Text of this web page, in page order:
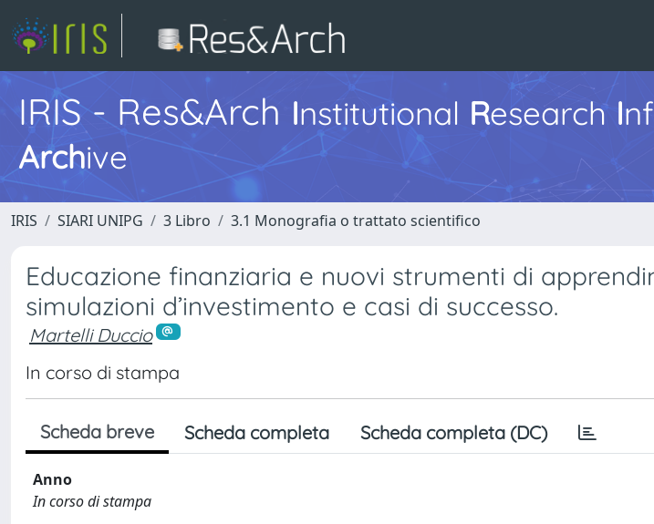
IRIS - Res&Arch Institutional Research I
Archive
IRIS SIARI UNIPG 3 Libro 3.1 Monografia o trattato scientifico
Educazione finanziaria e nuovi strumenti di
simulazioni d’investimento e casi di successo.
Martelli Duccio
In corso di stampa
Scheda breve Scheda completa Scheda completa (DC)
Anno
In corso di stampa